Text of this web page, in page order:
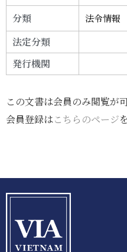
分類
法令情報
法定分類
発行機関
この文書は会員のみ閲覧が可
会員登録はこちらのページ